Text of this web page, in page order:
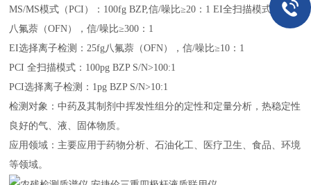
MS/MS模式（PCI）：100fg BZP,信/噪比≥20：1 EI全扫描模式：1pg
八氟萘（OFN），信/噪比≥300：1
EI选择离子检测：25fg八氟萘（OFN），信/噪比≥10：1
PCI 全扫描模式：100pg BZP S/N>100:1
PCI选择离子检测：1pg BZP S/N>10:1
检测对象：中药及其制剂中挥发性组分的定性和定量分析，热稳定性
良好的气、液、固体物质。
应用领域：主要应用于药物分析、石油化工、医疗卫生、食品、环境
等领域。